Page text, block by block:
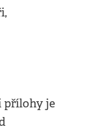
přílohy je